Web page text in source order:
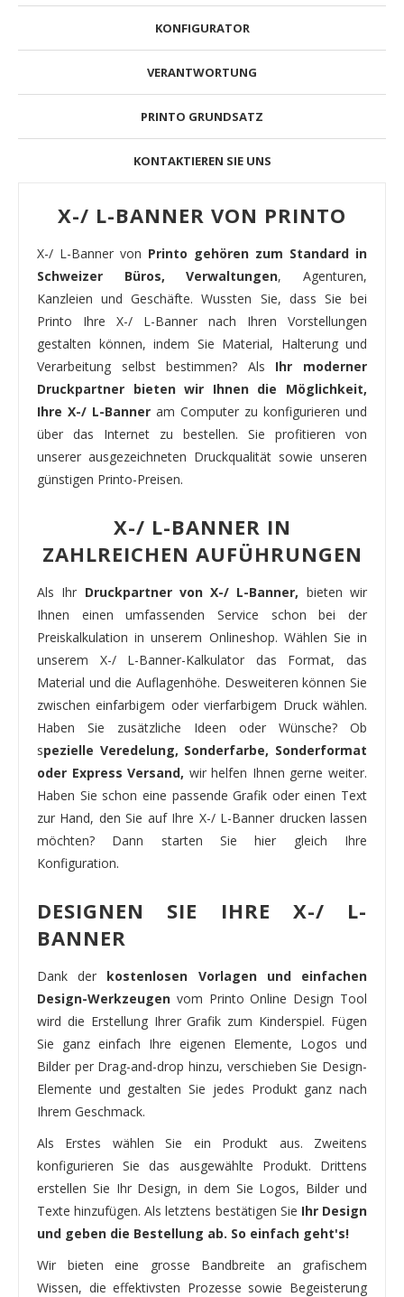
KONFIGURATOR
VERANTWORTUNG
PRINTO GRUNDSATZ
KONTAKTIEREN SIE UNS
X-/ L-BANNER VON PRINTO
X-/ L-Banner von Printo gehören zum Standard in
Schweizer Büros, Verwaltungen, Agenturen,
Kanzleien und Geschäfte. Wussten Sie, dass Sie bei
Printo Ihre X-/ L-Banner nach Ihren Vorstellungen
gestalten können, indem Sie Material, Halterung und
Verarbeitung selbst bestimmen? Als Ihr moderner
Druckpartner bieten wir Ihnen die Möglichkeit,
Ihre X-/ L-Banner am Computer zu konfigurieren und
über das Internet zu bestellen. Sie profitieren von
unserer ausgezeichneten Druckqualität sowie unseren
günstigen Printo-Preisen.
X-/ L-BANNER IN
ZAHLREICHEN AUFÜHRUNGEN
Als Ihr Druckpartner von X-/ L-Banner, bieten wir
Ihnen einen umfassenden Service schon bei der
Preiskalkulation in unserem Onlineshop. Wählen Sie in
unserem X-/ L-Banner-Kalkulator das Format, das
Material und die Auflagenhöhe. Desweiteren können Sie
zwischen einfarbigem oder vierfarbigem Druck wählen.
Haben Sie zusätzliche Ideen oder Wünsche? Ob
spezielle Veredelung, Sonderfarbe, Sonderformat
oder Express Versand, wir helfen Ihnen gerne weiter.
Haben Sie schon eine passende Grafik oder einen Text
zur Hand, den Sie auf Ihre X-/ L-Banner drucken lassen
möchten? Dann starten Sie hier gleich Ihre
Konfiguration.
DESIGNEN SIE IHRE X-/ L-
BANNER
Dank der kostenlosen Vorlagen und einfachen
Design-Werkzeugen vom Printo Online Design Tool
wird die Erstellung Ihrer Grafik zum Kinderspiel. Fügen
Sie ganz einfach Ihre eigenen Elemente, Logos und
Bilder per Drag-and-drop hinzu, verschieben Sie Design-
Elemente und gestalten Sie jedes Produkt ganz nach
Ihrem Geschmack.
Als Erstes wählen Sie ein Produkt aus. Zweitens
konfigurieren Sie das ausgewählte Produkt. Drittens
erstellen Sie Ihr Design, in dem Sie Logos, Bilder und
Texte hinzufügen. Als letztens bestätigen Sie Ihr Design
und geben die Bestellung ab. So einfach geht's!
Wir bieten eine grosse Bandbreite an grafischem
Wissen, die effektivsten Prozesse sowie Begeisterung